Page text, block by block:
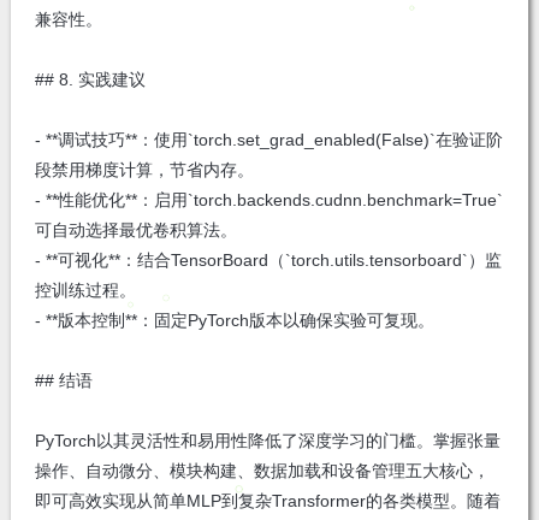
兼容性。
## 8. 实践建议
- **调试技巧**：使用`torch.set_grad_enabled(False)`在验证阶
段禁用梯度计算，节省内存。
- **性能优化**：启用`torch.backends.cudnn.benchmark=True`
可自动选择最优卷积算法。
- **可视化**：结合TensorBoard（`torch.utils.tensorboard`）监
控训练过程。
- **版本控制**：固定PyTorch版本以确保实验可复现。
## 结语
PyTorch以其灵活性和易用性降低了深度学习的门槛。掌握张量
操作、自动微分、模块构建、数据加载和设备管理五大核心，
即可高效实现从简单MLP到复杂Transformer的各类模型。随着